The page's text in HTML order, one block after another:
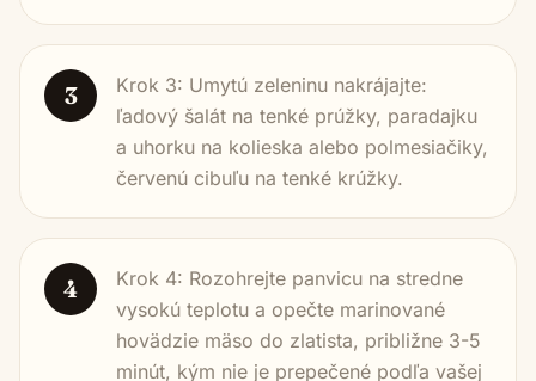
3
Krok 3: Umytú zeleninu nakrájajte:
ľadový šalát na tenké prúžky, paradajku
a uhorku na kolieska alebo polmesiačiky,
červenú cibuľu na tenké krúžky.
4
Krok 4: Rozohrejte panvicu na stredne
vysokú teplotu a opečte marinované
hovädzie mäso do zlatista, približne 3-5
minút, kým nie je prepečené podľa vašej